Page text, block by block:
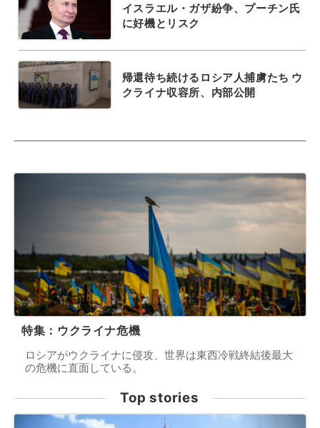
イスラエル・ガザ紛争、プーチン氏
に好機とリスク
帰還待ち続けるロシア人捕虜たち ウ
クライナ収容所、内部公開
特集：ウクライナ危機
ロシアがウクライナに侵攻、世界は東西冷戦終結後最大
の危機に直面している。
Top stories